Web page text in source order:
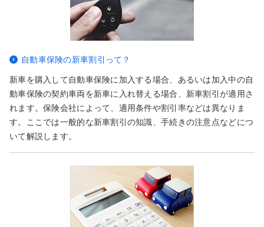
自動車保険の新車割引って？
新車を購入して自動車保険に加入する場合、あるいは加入中の自
動車保険の契約車両を新車に入れ替える場合、新車割引が適用さ
れます。保険会社によって、適用条件や割引率などは異なりま
す。ここでは一般的な新車割引の知識、手続きの注意点などにつ
いて解説します。